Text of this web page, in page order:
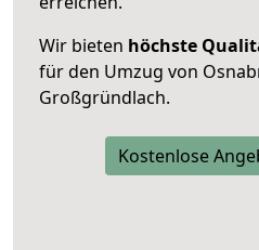
Wir bieten höchste
für den Umzug von
Großgründlach.
Kostenlose